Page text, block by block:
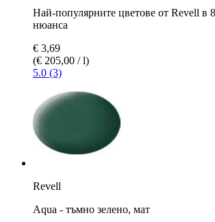
Най-популярните цветове от Revell в
нюанса
€ 3,69
(€ 205,00 / l)
5.0 (3)
Revell
Aqua - тъмно зелено, мат